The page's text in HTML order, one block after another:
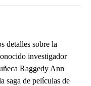
detalles sobre la
investigador
Raggedy Ann
saga de películas de